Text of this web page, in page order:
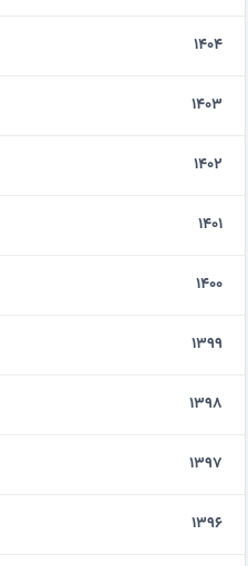
۱۴۰۴
۱۴۰۳
۱۴۰۲
۱۴۰۱
۱۴۰۰
۱۳۹۹
۱۳۹۸
۱۳۹۷
۱۳۹۶